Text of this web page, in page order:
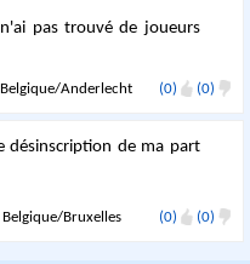
pas trouvé de joueurs
Anderlecht (0) (0)
désinscription de ma part
Belgique/Bruxelles (0) (0)